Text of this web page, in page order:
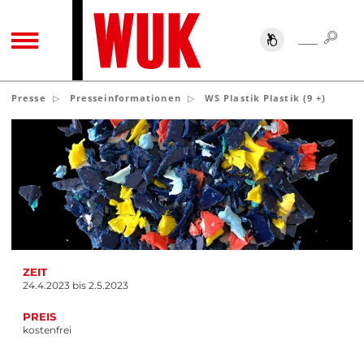
TOGGLE NAVIGATION SUCHE
Presse Presseinformationen WS Plastik Plastik (9 +)
ZEIT
24.4.2023 bis 2.5.2023
PREIS
kostenfrei